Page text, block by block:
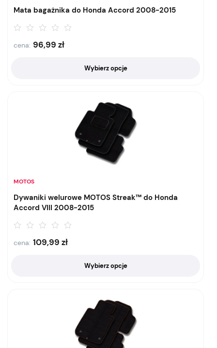
Mata bagażnika do Honda Accord 2008-2015
cena: 96,99 zł
Wybierz opcje
MOTOS
Dywaniki welurowe MOTOS Streak™ do Honda
Accord VIII 2008-2015
cena: 109,99 zł
Wybierz opcje